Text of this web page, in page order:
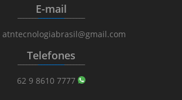
E-mail
_______________________
atntecnologiabrasil@gmail.com
Telefones
_______________________
62 9 8610 7777